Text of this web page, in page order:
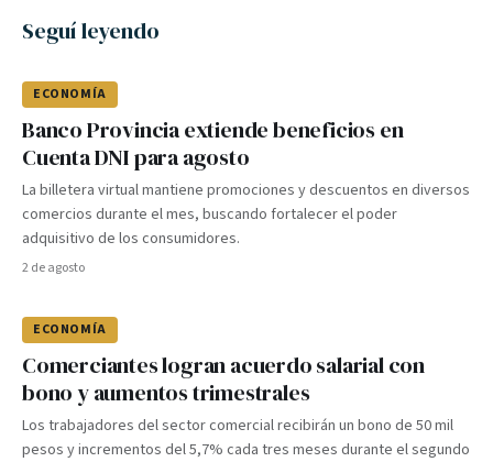
Seguí leyendo
ECONOMÍA
Banco Provincia extiende beneficios en
Cuenta DNI para agosto
La billetera virtual mantiene promociones y descuentos en diversos
comercios durante el mes, buscando fortalecer el poder
adquisitivo de los consumidores.
2 de agosto
ECONOMÍA
Comerciantes logran acuerdo salarial con
bono y aumentos trimestrales
Los trabajadores del sector comercial recibirán un bono de 50 mil
pesos y incrementos del 5,7% cada tres meses durante el segundo